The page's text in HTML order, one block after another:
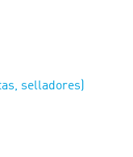
selladores)